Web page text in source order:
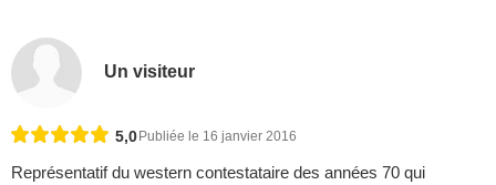
Un visiteur
5,0 Publiée le 16 janvier 2016
Représentatif du western contestataire des années 70 qui